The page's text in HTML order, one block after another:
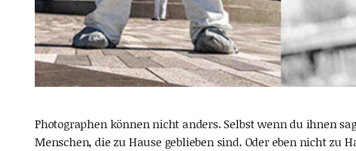
Photographen können nicht anders. Selbst wenn du ihnen
Menschen, die zu Hause geblieben sind. Oder eben nicht zu